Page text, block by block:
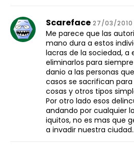
Scareface 27/03/2010
Me parece que las
mano dura a estos
lacras de la sociedad, a
eliminarlos para
danio a las personas
casos se sacrifican
cosas y otros tipos
Por otro lado esos
andando por cualquier
iquitos, no es mas que
a invadir nuestra